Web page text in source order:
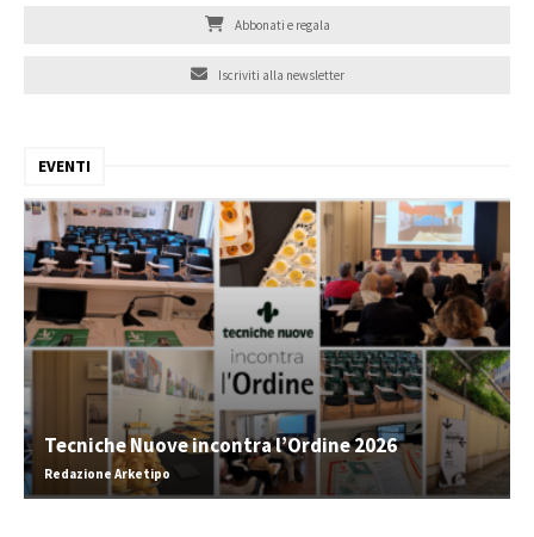
Abbonati e regala
Iscriviti alla newsletter
EVENTI
Tecniche Nuove incontra l’Ordine 2026
Redazione Arketipo